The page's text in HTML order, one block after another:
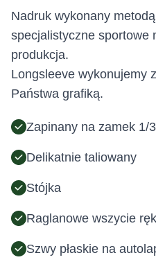
Nadruk wykonany
specjalistyczne sportowe
produkcja.
Longsleeve wykonujemy
Państwa grafiką.
Zapinany na zamek 1/3
Delikatnie taliowany
Stójka
Raglanowe wszycie
Szwy płaskie na